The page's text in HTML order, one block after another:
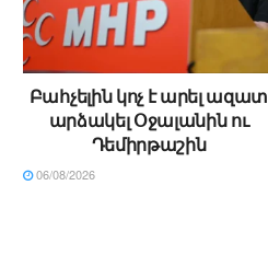
Բահչելին կոչ է արել ազատ
արձակել Օջալանին ու
Դեմիրթաշին
06/08/2026